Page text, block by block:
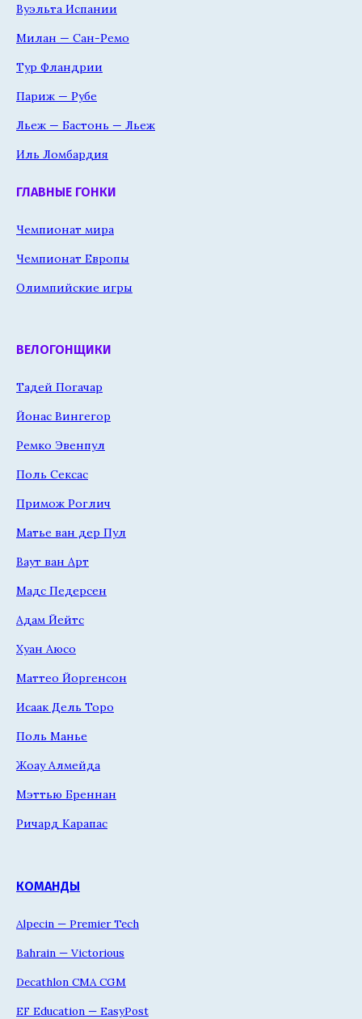
Вуэльта Испании
Милан — Сан-Ремо
Тур Фландрии
Париж — Рубе
Льеж — Бастонь — Льеж
Иль Ломбардия
ГЛАВНЫЕ ГОНКИ
Чемпионат мира
Чемпионат Европы
Олимпийские игры
ВЕЛОГОНЩИКИ
Тадей Погачар
Йонас Вингегор
Ремко Эвенпул
Поль Сексас
Примож Роглич
Матье ван дер Пул
Ваут ван Арт
Мадс Педерсен
Адам Йейтс
Хуан Аюсо
Маттео Йоргенсон
Исаак Дель Торо
Поль Манье
Жоау Алмейда
Мэттью Бреннан
Ричард Карапас
КОМАНДЫ
Alpecin — Premier Tech
Bahrain — Victorious
Decathlon CMA CGM
EF Education — EasyPost